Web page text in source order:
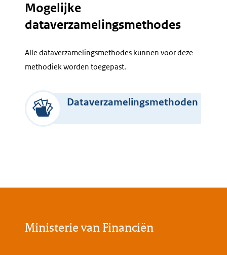
Mogelijke
dataverzamelingsmethodes
Alle dataverzamelingsmethodes kunnen voor deze
methodiek worden toegepast.
Dataverzamelingsmethoden
Ministerie van Financiën